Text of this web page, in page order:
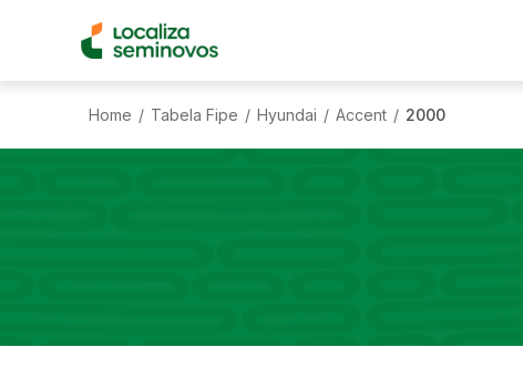
Home / Tabela Fipe / Hyundai / Accent / 2000